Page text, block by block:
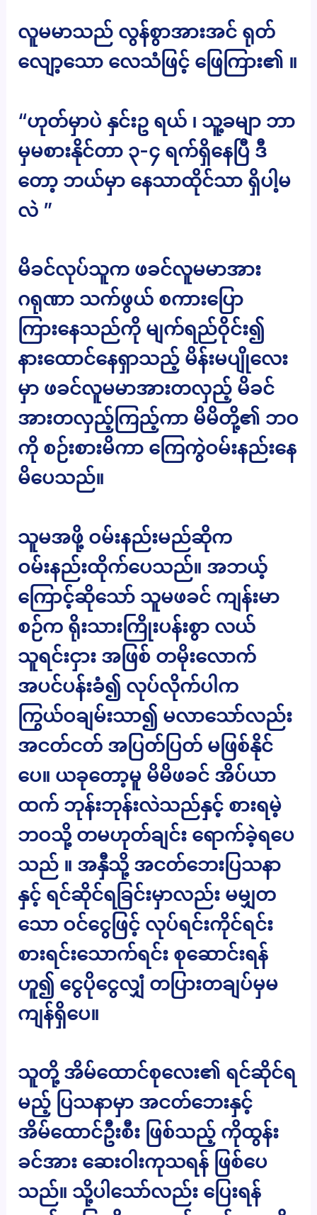
လူမမာသည် လွန်စွာအားအင် ရုတ်
လျော့သော လေသံဖြင့် ဖြေကြား၏ ။
“ဟုတ်မှာပဲ နှင်းဥ ရယ် ၊ သူ့ခမျာ ဘာ
မှမစားနိုင်တာ ၃-၄ ရက်ရှိနေပြီ ဒီ
တော့ ဘယ်မှာ နေသာထိုင်သာ ရှိပါ့မ
လဲ ”
မိခင်လုပ်သူက ဖခင်လူမမာအား
ဂရုဏာ သက်ဖွယ် စကားပြော
ကြားနေသည်ကို မျက်ရည်ဝိုင်း၍
နားထောင်နေရှာသည့် မိန်းမပျိုလေး
မှာ ဖခင်လူမမာအားတလှည့် မိခင်
အားတလှည့်ကြည့်ကာ မိမိတို့၏ ဘဝ
ကို စဉ်းစားမိကာ ကြေကွဲဝမ်းနည်းနေ
မိပေသည်။
သူမအဖို့ ဝမ်းနည်းမည်ဆိုက
ဝမ်းနည်းထိုက်ပေသည်။ အဘယ့်
ကြောင့်ဆိုသော် သူမဖခင် ကျန်းမာ
စဉ်က ရိုးသားကြိုးပန်းစွာ လယ်
သူရင်းငှား အဖြစ် တမိုးလောက်
အပင်ပန်းခံ၍ လုပ်လိုက်ပါက
ကြွယ်ဝချမ်းသာ၍ မလာသော်လည်း
အငတ်ငတ် အပြတ်ပြတ် မဖြစ်နိုင်
ပေ။ ယခုတော့မူ မိမိဖခင် အိပ်ယာ
ထက် ဘုန်းဘုန်းလဲသည်နှင့် စားရမဲ့
ဘဝသို့ တမဟုတ်ချင်း ရောက်ခဲ့ရပေ
သည် ။ အနှီသို့ အငတ်ဘေးပြသနာ
နှင့် ရင်ဆိုင်ရခြင်းမှာလည်း မမျှတ
သော ဝင်ငွေဖြင့် လုပ်ရင်းကိုင်ရင်း
စားရင်းသောက်ရင်း စုဆောင်းရန်
ဟူ၍ ငွေပိုငွေလျှံ တပြားတချပ်မှမ
ကျန်ရှိပေ။
သူတို့ အိမ်ထောင်စုလေး၏ ရင်ဆိုင်ရ
မည့် ပြသနာမှာ အငတ်ဘေးနှင့်
အိမ်ထောင်ဦးစီး ဖြစ်သည့် ကိုထွန်း
ခင်အား ဆေးဝါးကုသရန် ဖြစ်ပေ
သည်။ သို့ပါသော်လည်း ပြေးရန်